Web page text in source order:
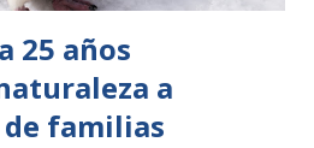
25 años
a
familias